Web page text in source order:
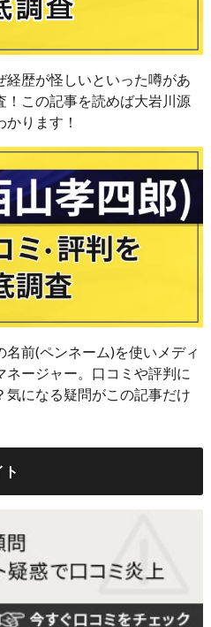
経歴が怪しいといった噂があ
！この記事を読めば大岩川源
ります！
前(ペンネーム)を使いメディ
ージャー。口コミや評判に
気になる疑問がこの記事だけ